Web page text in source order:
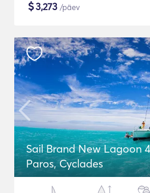
$3,273 /päev
Sail Brand New Lagoon
Paros, Cyclades